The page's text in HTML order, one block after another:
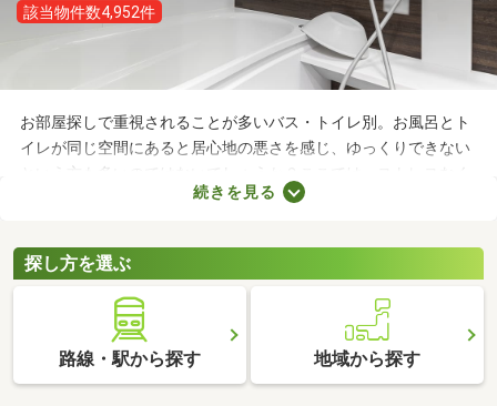
該当物件数4,952件
お部屋探しで重視されることが多いバス・トイレ別。お風呂とト
イレが同じ空間にあると居心地の悪さを感じ、ゆっくりできない
という方も多いのではないでしょうか？ここでは、ストレスなく
快適に暮らせるバス・トイレ別の物件を紹介します。バス・トイ
してみてくださいね。
続きを見る
探し方を選ぶ
路線・駅から探す 地域から探す